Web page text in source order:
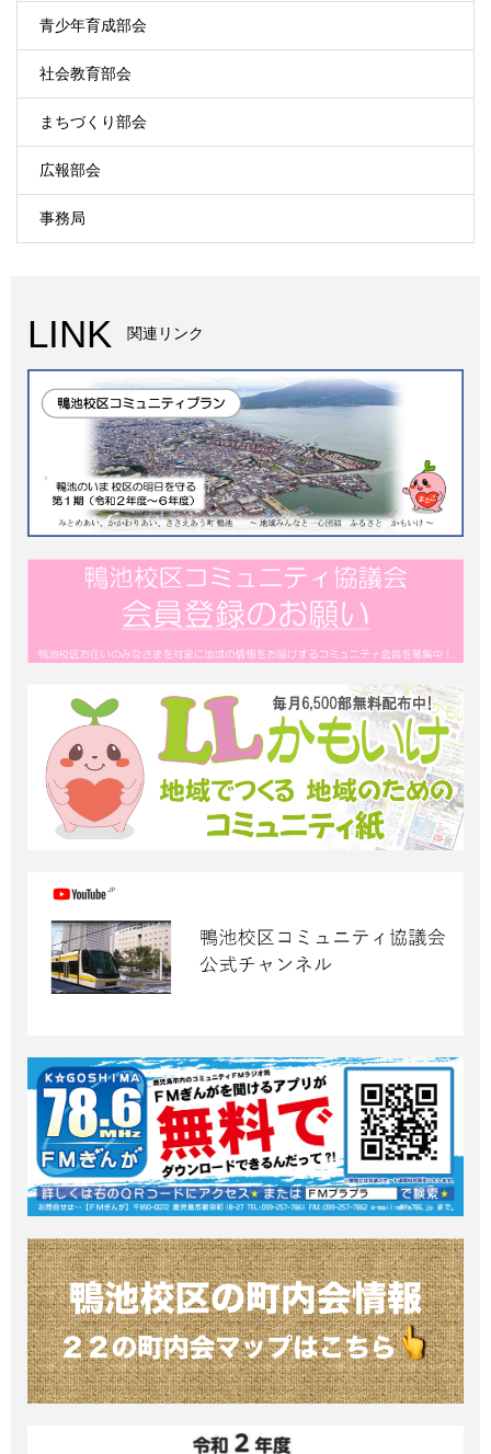
青少年育成部会
社会教育部会
まちづくり部会
広報部会
事務局
LINK 関連リンク